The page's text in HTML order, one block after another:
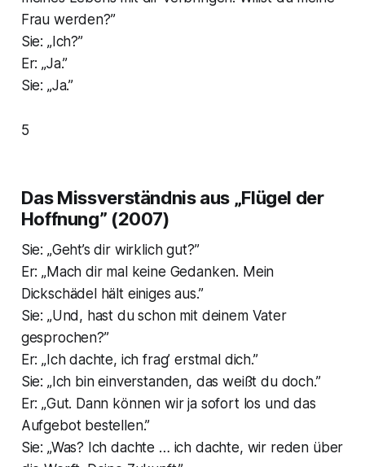
Frau werden?”
Sie: „Ich?”
Er: „Ja.”
Sie: „Ja.”
5
Das Missverständnis aus „Flügel der
Hoffnung” (2007)
Sie: „Geht’s dir wirklich gut?”
Er: „Mach dir mal keine Gedanken. Mein
Dickschädel hält einiges aus.”
Sie: „Und, hast du schon mit deinem Vater
gesprochen?”
Er: „Ich dachte, ich frag’ erstmal dich.”
Sie: „Ich bin einverstanden, das weißt du doch.”
Er: „Gut. Dann können wir ja sofort los und das
Aufgebot bestellen.”
Sie: „Was? Ich dachte … ich dachte, wir reden über